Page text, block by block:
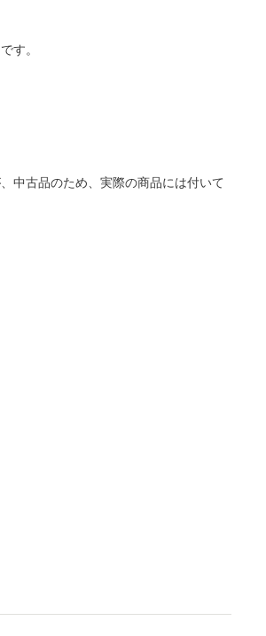
す。
中古品のため、実際の商品には付いて